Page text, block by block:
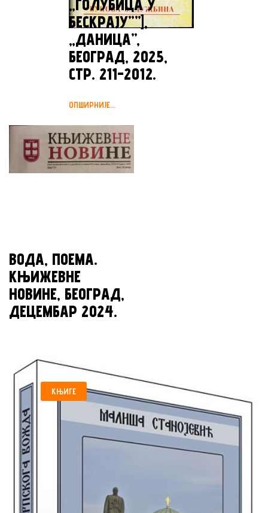
„ГОЛУБИЦА У
БЕСКРАЈУ””],
„ДАНИЦА”,
БЕОГРАД, 2025,
СТР. 211-2012.
ОПШИРНИЈЕ...
ВОДА, ПОЕМА.
КЊИЖЕВНЕ
НОВИНЕ, БЕОГРАД,
ДЕЦЕМБАР 2024.
КЊИГЕ